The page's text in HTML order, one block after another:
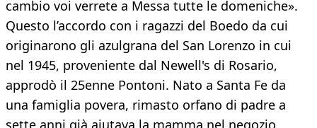
cambio voi verrete a Messa tutte le domeniche».
Questo l’accordo con i ragazzi del Boedo da cui
originarono gli azulgrana del San Lorenzo in cui
nel 1945, proveniente dal Newell's di Rosario,
approdò il 25enne Pontoni. Nato a Santa Fe da
una famiglia povera, rimasto orfano di padre a
sette anni già aiutava la mamma nel negozio